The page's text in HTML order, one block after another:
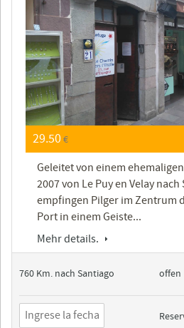
29.50€
Geleitet von einem
2007 von Le Puy en Velay
empfingen Pilger im Zentrum
Port in einem Geiste...
Mehr details.
760 Km. nach Santiago offen